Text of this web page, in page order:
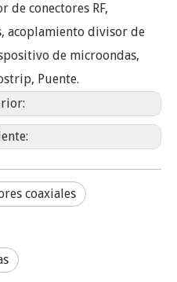
de conectores RF,
acoplamiento divisor de
de microondas,
Puente.
coaxiales